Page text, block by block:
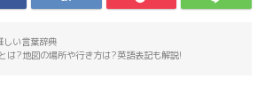
しい言葉辞典
は?地図の場所や行き方は?英語表記も解説!